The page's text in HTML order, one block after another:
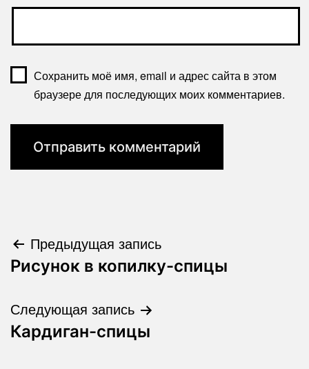
Сохранить моё имя, email и адрес сайта в этом
браузере для последующих моих комментариев.
Навигация
по
записям
Предыдущая запись
Рисунок в копилку-спицы
Следующая запись
Кардиган-спицы